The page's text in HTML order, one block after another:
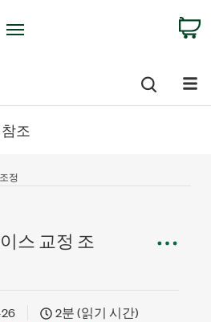
참조
정
스 교정 조
2분 (읽기 시간)